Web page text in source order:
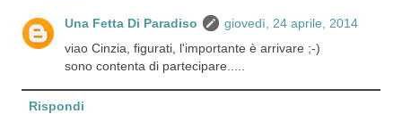
Una Fetta Di Paradiso
giovedì, 24 aprile, 2014
viao Cinzia, figurati, l'importante è arrivare ;-)
sono contenta di partecipare.....
Rispondi